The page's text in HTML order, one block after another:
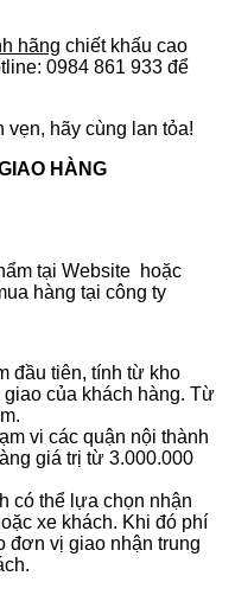
hãng chiết khấu cao
0984 861 933 để
vẹn, hãy cùng lan tỏa!
HÀNG
tại Website hoặc
hàng tại công ty
đầu tiên, tính từ kho
của khách hàng. Từ
vi các quận nội thành
giá trị từ 3.000.000
có thể lựa chọn nhận
xe khách. Khi đó phí
đơn vị giao nhận trung